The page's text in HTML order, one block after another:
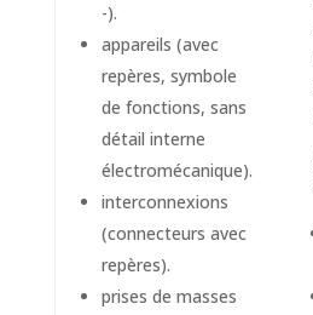
-).
appareils (avec
repères, symbole
de fonctions, sans
détail interne
électromécanique).
interconnexions
(connecteurs avec
repères).
prises de masses